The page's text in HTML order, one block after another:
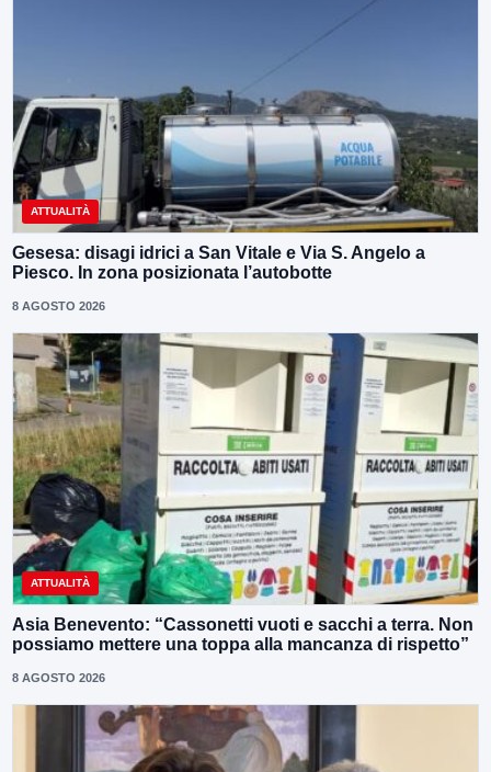
ATTUALITÀ
Gesesa: disagi idrici a San Vitale e Via S. Angelo a
Piesco. In zona posizionata l’autobotte
8 AGOSTO 2026
ATTUALITÀ
Asia Benevento: “Cassonetti vuoti e sacchi a terra. Non
possiamo mettere una toppa alla mancanza di rispetto”
8 AGOSTO 2026